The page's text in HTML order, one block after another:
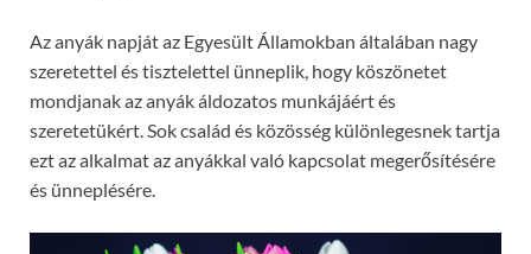
Az anyák napját az Egyesült Államokban általában nagy
szeretettel és tisztelettel ünneplik, hogy köszönetet
mondjanak az anyák áldozatos munkájáért és
szeretetükért. Sok család és közösség különlegesnek tartja
ezt az alkalmat az anyákkal való kapcsolat megerősítésére
és ünneplésére.